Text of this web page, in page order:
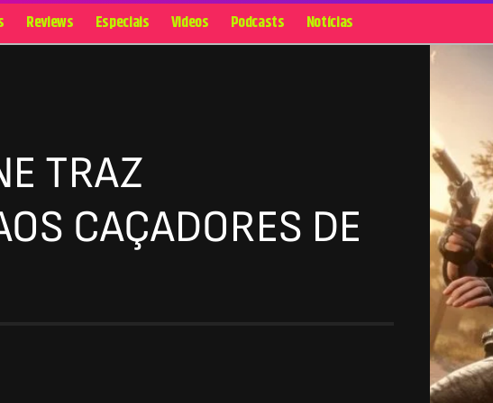
Reviews Especiais Videos Podcasts Notícias
TRAZ
CAÇADORES DE